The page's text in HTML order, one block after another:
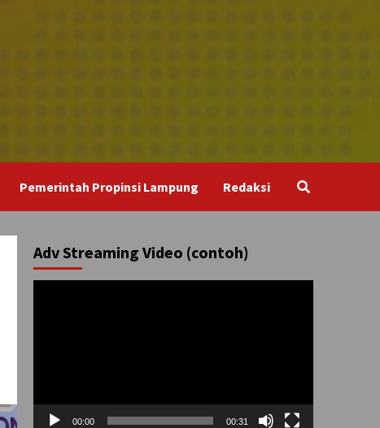
Pemerintah Propinsi Lampung Redaksi
Adv Streaming Video (contoh)
00:00 00:31